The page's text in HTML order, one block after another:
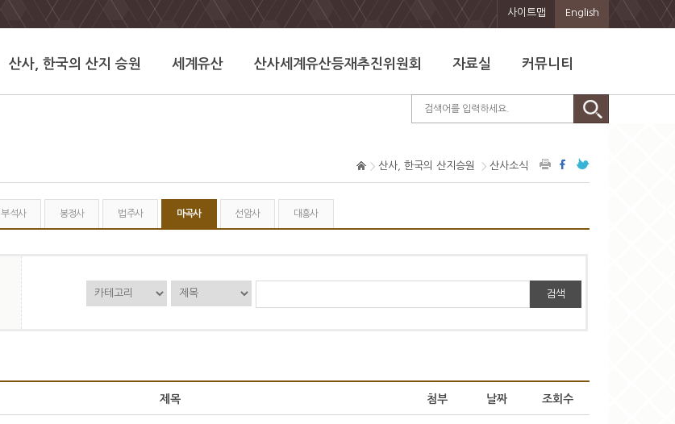
사이트맵 English
산사, 한국의 산지 승원 세계유산 산사세계유산등재추진위원회 자료실 커뮤니티
산사, 한국의 산지승원 산사소식
부석사 봉정사 법주사 마곡사 선암사 대흥사
검색
제목 첨부 날짜 조회수